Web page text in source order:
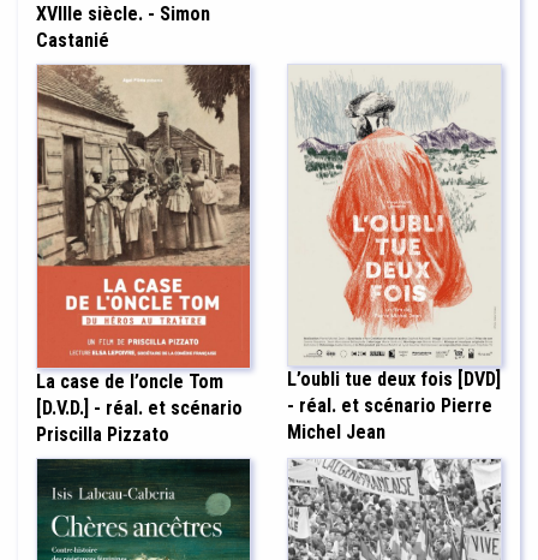
XVIIIe siècle. - Simon
Castanié
La case de l’oncle Tom
[D.V.D.] - réal. et scénario
Priscilla Pizzato
L’oubli tue deux fois [DVD]
- réal. et scénario Pierre
Michel Jean